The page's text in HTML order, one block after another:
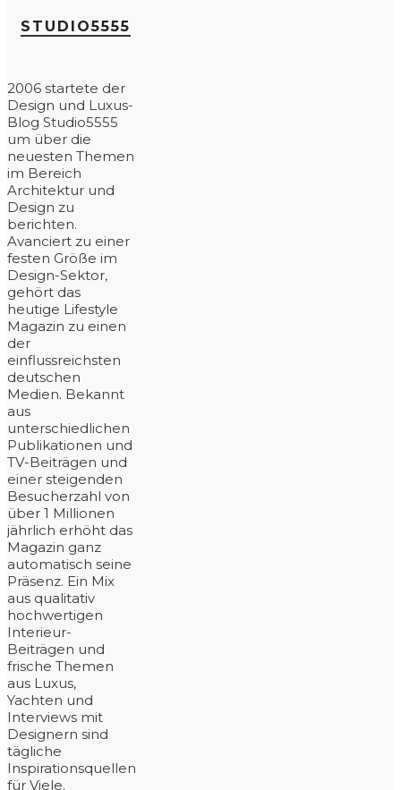
STUDIO5555
2006 startete der
Design und Luxus-
Blog Studio5555
um über die
neuesten Themen
im Bereich
Architektur und
Design zu
berichten.
Avanciert zu einer
festen Größe im
Design-Sektor,
gehört das
heutige Lifestyle
Magazin zu einen
der
einflussreichsten
deutschen
Medien. Bekannt
aus
unterschiedlichen
Publikationen und
TV-Beiträgen und
einer steigenden
Besucherzahl von
über 1 Millionen
jährlich erhöht das
Magazin ganz
automatisch seine
Präsenz. Ein Mix
aus qualitativ
hochwertigen
Interieur-
Beiträgen und
frische Themen
aus Luxus,
Yachten und
Interviews mit
Designern sind
tägliche
Inspirationsquellen
für Viele.